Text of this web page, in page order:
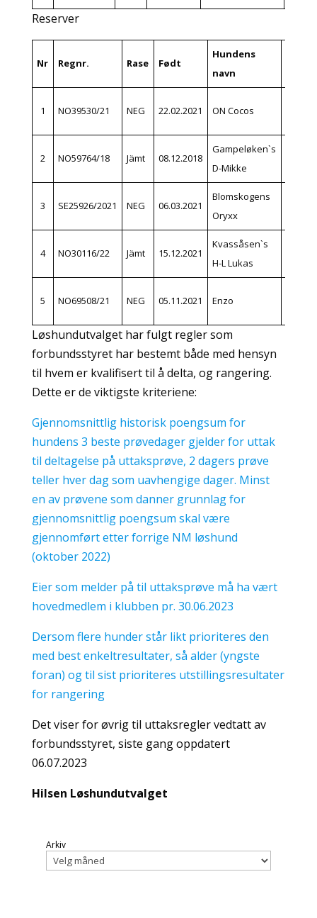
Reserver
Nr Regnr. Rase Født
Hundens
navn
1 NO39530/21 NEG 22.02.2021 ON Cocos
2 NO59764/18 Jämt 08.12.2018
Gampeløken`s
D-Mikke
3 SE25926/2021 NEG 06.03.2021
Blomskogens
Oryxx
4 NO30116/22 Jämt 15.12.2021
Kvassåsen`s
H-L Lukas
5 NO69508/21 NEG 05.11.2021 Enzo
Løshundutvalget har fulgt regler som
forbundsstyret har bestemt både med hensyn
til hvem er kvalifisert til å delta, og rangering.
Dette er de viktigste kriteriene:
Gjennomsnittlig historisk poengsum for
hundens 3 beste prøvedager gjelder for uttak
til deltagelse på uttaksprøve, 2 dagers prøve
teller hver dag som uavhengige dager. Minst
en av prøvene som danner grunnlag for
gjennomsnittlig poengsum skal være
gjennomført etter forrige NM løshund
(oktober 2022)
Eier som melder på til uttaksprøve må ha vært
hovedmedlem i klubben pr. 30.06.2023
Dersom flere hunder står likt prioriteres den
med best enkeltresultater, så alder (yngste
foran) og til sist prioriteres utstillingsresultater
for rangering
Det viser for øvrig til uttaksregler vedtatt av
forbundsstyret, siste gang oppdatert
06.07.2023
Hilsen Løshundutvalget
Arkiv